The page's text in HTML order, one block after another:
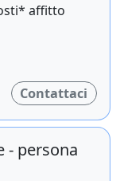
affitto
Contattaci
- persona